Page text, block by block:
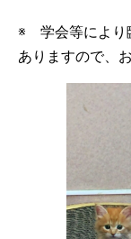
※ 学会等により
ありますので、